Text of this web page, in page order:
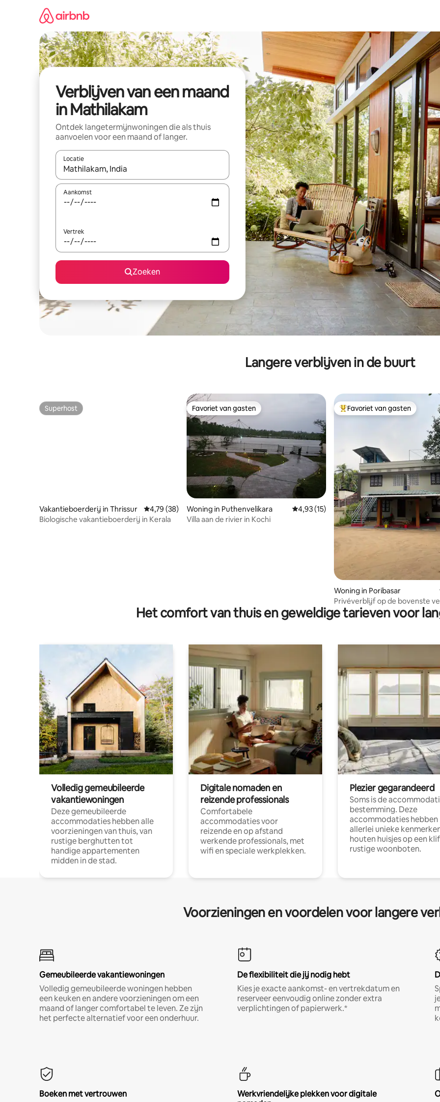
Verblijven van een maand
in Mathilakam
Ontdek langetermijnwoningen die als thuis
aanvoelen voor een maand of langer.
Locatie
Wanneer er resultaten beschikbaar zijn, maak je een keuze met je de pijltjestoetsen omhoog en omlaag, óf door te
Aankomst
Vertrek
Zoeken
Langere verblijven in de buurt
Superhost
Superhost
Vakantieboerderij in Thrissur Gemiddelde beoordeling van 4,79 op 5, 38 recensies
4,79 (38)
Biologische vakantieboerderij in Kerala
Favoriet van gasten
Favoriet van gasten
Woning in Puthenvelikara Gemiddelde beoordeling van 4,93 op 5, 15
4,93 (15)
Villa aan de rivier in Kochi
Topfavoriet van gasten
Favoriet van gasten
Woning in Poribasar
Privéverblijf op de bovenste
met uitzicht op de tuin
Het comfort van thuis en geweldige tarieven voor
Volledig gemeubileerde
vakantiewoningen
Deze gemeubileerde
accommodaties hebben alle
voorzieningen van thuis, van
rustige berghutten tot
handige appartementen
midden in de stad.
Digitale nomaden en
reizende professionals
Comfortabele
accommodaties voor
reizende en op afstand
werkende professionals, met
wifi en speciale werkplekken.
Plezier gegarandeerd
Soms is de
bestemming. Deze
accommodaties hebben
allerlei unieke
houten huisjes op een
rustige woonboten.
Voorzieningen en voordelen voor langere
Gemeubileerde vakantiewoningen
Volledig gemeubileerde woningen hebben
een keuken en andere voorzieningen om een
maand of langer comfortabel te leven. Ze zijn
het perfecte alternatief voor een onderhuur.
De flexibiliteit die jij nodig hebt
Kies je exacte aankomst- en vertrekdatum en
reserveer eenvoudig online zonder extra
verplichtingen of papierwerk.*
Boeken met vertrouwen
Werkvriendelijke plekken voor digitale